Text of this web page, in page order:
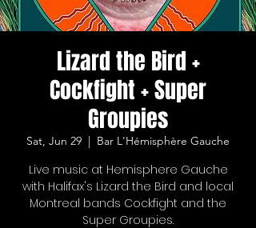
Lizard the Bird +
Cockfight + Super
Groupies
Sat, Jun 29 Bar L'Hémisphère Gauche
Live music at Hemisphere Gauche
with Halifax's Lizard the Bird and local
Montreal bands Cockfight and the
Super Groupies.